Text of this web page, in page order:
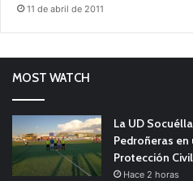
11 de abril de 2011
MOST WATCH
La UD
Pedroñeras
Protección Civil
Hace 2 horas